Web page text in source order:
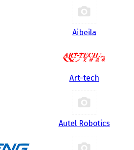
Aibeila
Art-tech
Autel Robotics